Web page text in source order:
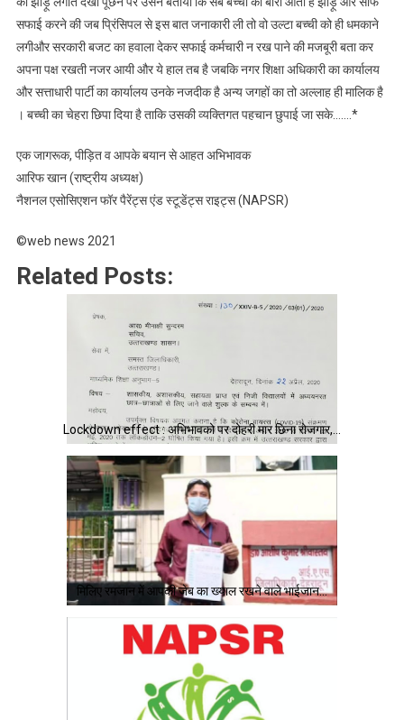
सफाई करने की जब प्रिंसिपल से इस बात जनाकारी ली तो वो उल्टा बच्ची को ही धमकाने
लगीऔर सरकारी बजट का हवाला देकर सफाई कर्मचारी न रख पाने की मजबूरी बता कर
अपना पक्ष रखती नजर आयी और ये हाल तब है जबकि नगर शिक्षा अधिकारी का कार्यालय
और सत्ताधारी पार्टी का कार्यालय उनके नजदीक है अन्य जगहों का तो अल्लाह ही मालिक है
। बच्ची का चेहरा छिपा दिया है ताकि उसकी व्यक्तिगत पहचान छुपाई जा सके…….*
एक जागरूक, पीड़ित व आपके बयान से आहत अभिभावक
आरिफ खान (राष्ट्रीय अध्यक्ष)
नैशनल एसोसिएशन फॉर पैरेंट्स एंड स्टूडेंट्स राइट्स (NAPSR)
©web news 2021
Related Posts:
Lockdown effect : अभिभावको पर दोहरी मार छिना रोजगार,…
मिलिए रमजान में आपकी जेब का ख्याल रखने वाले भाईजान…